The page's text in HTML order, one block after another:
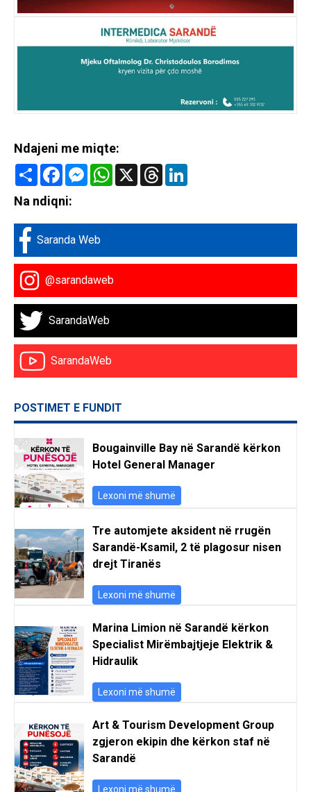
Ndajeni me miqte:
Share FacebookMessenger
WhatsApp
X Threads
Na ndiqni:
Saranda Web
@sarandaweb
SarandaWeb
SarandaWeb
POSTIMET E FUNDIT
Bougainville Bay në Sarandë kërkon
Hotel General Manager
Lexoni më shumë
Tre automjete aksident në rrugën
Sarandë-Ksamil, 2 të plagosur nisen
drejt Tiranës
Lexoni më shumë
Marina Limion në Sarandë kërkon
Specialist Mirëmbajtjeje Elektrik &
Hidraulik
Lexoni më shumë
Art & Tourism Development Group
zgjeron ekipin dhe kërkon staf në
Sarandë
Lexoni më shumë